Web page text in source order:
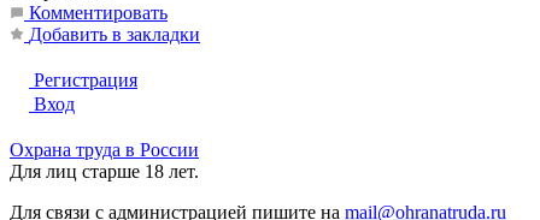
Комментировать
Добавить в закладки
Регистрация
Вход
Охрана труда в России
Для лиц старше 18 лет.
Для связи с администрацией пишите на mail@ohranatruda.ru